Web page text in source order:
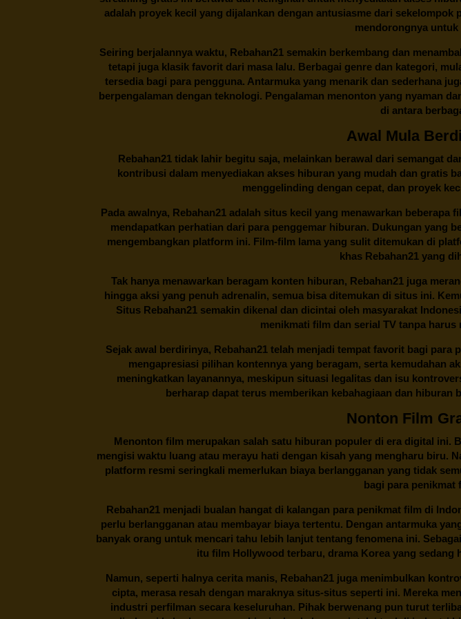
adalah proyek kecil yang dijalankan dengan antusiasme dari
mendorongnya
Seiring berjalannya waktu, Rebahan21 semakin berkembang dan
tetapi juga klasik favorit dari masa lalu. Berbagai genre dan kategori,
tersedia bagi para pengguna. Antarmuka yang menarik dan sederhana
berpengalaman dengan teknologi. Pengalaman menonton yang nyaman
di antara
Awal Mula
Rebahan21tidak lahir begitu saja, melainkan berawal dari semangat
kontribusi dalam menyediakan akses hiburan yang mudah dan gratis
menggelinding dengan cepat, dan proyek
Pada awalnya, Rebahan21adalah situs kecil yang menawarkan beberapa
mendapatkan perhatian dari para penggemar hiburan. Dukungan yang
mengembangkan platform ini. Film-film lama yang sulit ditemukan di
khas Rebahan21yang
Tak hanya menawarkan beragam konten hiburan, Rebahan21 juga
hingga aksi yang penuh adrenalin, semua bisa ditemukan di situs ini.
Situs Rebahan21 semakin dikenal dan dicintai oleh masyarakat
menikmati film dan serial TV tanpa
Sejak awal berdirinya, Rebahan21 telah menjadi tempat favorit bagi para
mengapresiasi pilihan kontennya yang beragam, serta kemudahan
meningkatkan layanannya, meskipun situasi legalitas dan isu
berharap dapat terus memberikan kebahagiaan dan
Nonton Film
Menonton film merupakan salah satu hiburan populer di era digital
mengisi waktu luang atau merayu hati dengan kisah yang mengharu biru.
platform resmi seringkali memerlukan biaya berlangganan yang tidak
bagi para penikmat
Rebahan21menjadi bualan hangat di kalangan para penikmat film di
perlu berlangganan atau membayar biaya tertentu. Dengan antarmuka
banyak orang untuk mencari tahu lebih lanjut tentang fenomena ini.
itu film Hollywood terbaru, drama Korea yang
Namun, seperti halnya cerita manis, Rebahan21 juga menimbulkan
cipta, merasa resah dengan maraknya situs-situs seperti ini. Mereka
industri perfilman secara keseluruhan. Pihak berwenang pun turut